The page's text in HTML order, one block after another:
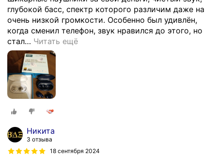
глубокой басс, спектр которого различим даже на
очень низкой громкости. Особенно был удивлён,
когда сменил телефон, звук нравился до этого, но
стал… Читать ещё
Никита
3 отзыва
18 сентября 2024